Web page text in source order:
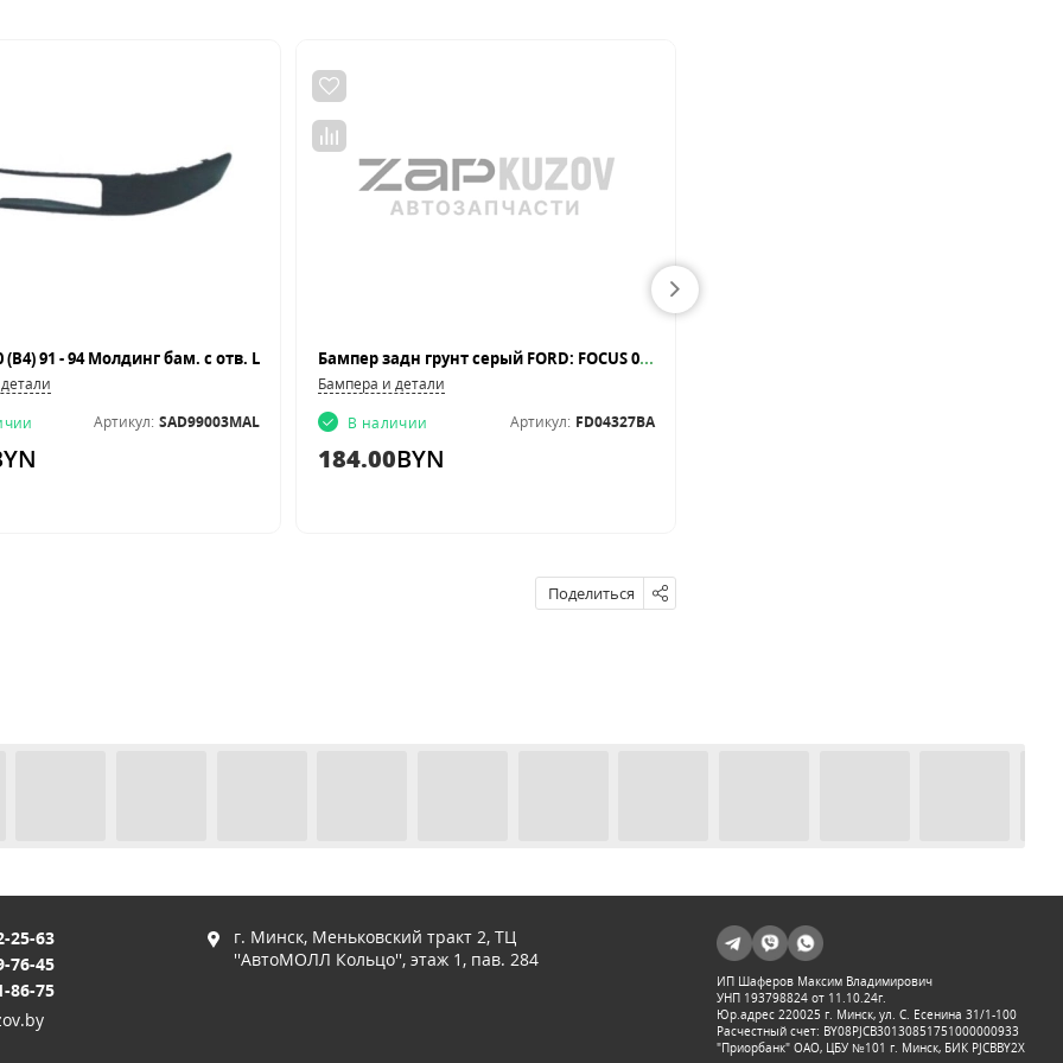
(B4) 91 - 94 Молдинг бам. с отв. L
Артикул: SAD99003MAL
Бампер задн грунт серый FORD: FOCUS 07- (универсал)
Бампера и детали
В наличии
Артикул: FD04327BA
184.00BYN
Поделиться
25-63
76-45
86-75
г. Минск, Меньковский тракт 2, ТЦ
''АвтоМОЛЛ Кольцо'', этаж 1, пав. 284
ИП Шаферов Максим Владимирович
УНП 193798824 от 11.10.24г.
Юр.адрес 220025 г. Минск, ул. С. Есенина 31/1-100
Расчестный счет: BY08PJCB30130851751000000933
"Приорбанк" ОАО, ЦБУ №101 г. Минск, БИК PJCBBY2X